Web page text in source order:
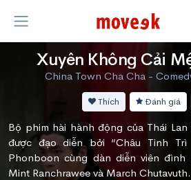
Xuyên Không Cải
China Town Cha Cha -
Thích Đánh giá
Bộ phim hài hành động của Thái
được đạo diễn bởi “Châu Tinh Trì
Phonboon cùng dàn diễn viên đình
Mint Ranchrawee và March Chutavuth.